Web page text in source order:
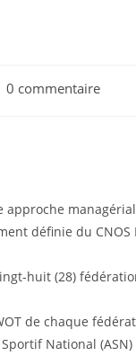
0 commentaire
approche
définie du
huit (28)
de chaque
National